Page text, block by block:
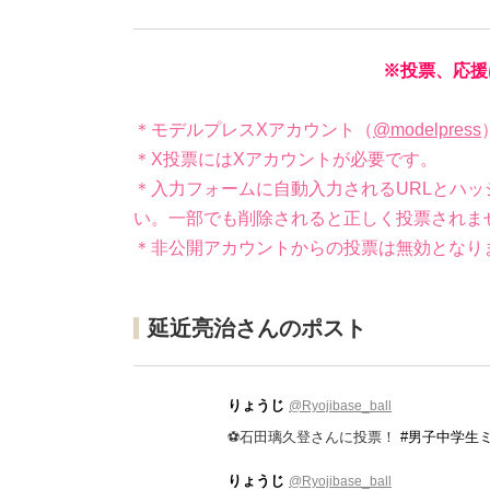
※投票、応援
＊モデルプレスXアカウント（@modelpress
＊X投票にはXアカウントが必要です。
＊入力フォームに自動入力されるURLとハッ
い。一部でも削除されると正しく投票されま
＊非公開アカウントからの投票は無効となり
延近亮治さんのポスト
りょうじ @Ryojibase_ball
⚽️石田璃久登さんに投票！ #男子中学生
りょうじ @Ryojibase_ball